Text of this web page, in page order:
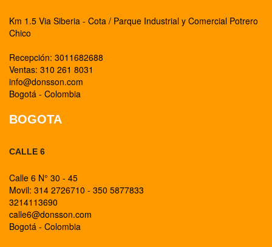
Km 1.5 Via Siberia - Cota / Parque Industrial y Comercial Potrero
Chico
Recepción: 3011682688
Ventas: 310 261 8031
info@donsson.com
Bogotá - Colombia
BOGOTA
CALLE 6
Calle 6 N° 30 - 45
Movil: 314 2726710 - 350 5877833
3214113690
calle6@donsson.com
Bogotá - Colombia